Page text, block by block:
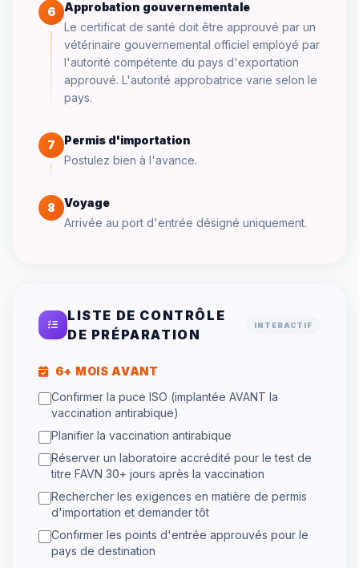
6
Approbation gouvernementale
Le certificat de santé doit être approuvé par un
vétérinaire gouvernemental officiel employé par
l'autorité compétente du pays d'exportation
approuvé. L'autorité approbatrice varie selon le
pays.
7
Permis d'importation
Postulez bien à l'avance.
8
Voyage
Arrivée au port d'entrée désigné uniquement.
LISTE DE CONTRÔLE
DE PRÉPARATION
INTERACTIF
6+ MOIS AVANT
Confirmer la puce ISO (implantée AVANT la
vaccination antirabique)
Planifier la vaccination antirabique
Réserver un laboratoire accrédité pour le test de
titre FAVN 30+ jours après la vaccination
Rechercher les exigences en matière de permis
d'importation et demander tôt
Confirmer les points d'entrée approuvés pour le
pays de destination